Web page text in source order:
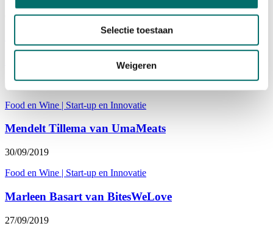
Selectie toestaan
Weigeren
04/10/2019
Start-up en Innovatie
Jurrian van Lenthe van No Sugar Daddies
02/10/2019
Food en Wine | Start-up en Innovatie
Mendelt Tillema van UmaMeats
30/09/2019
Food en Wine | Start-up en Innovatie
Marleen Basart van BitesWeLove
27/09/2019